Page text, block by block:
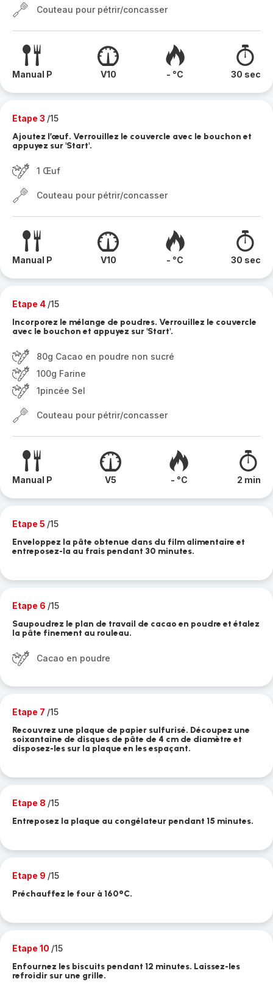
Couteau pour pétrir/concasser
Manual P V10 - °C 30 sec
Etape 3 /15
Ajoutez l’œuf. Verrouillez le couvercle avec le bouchon et
appuyez sur 'Start'.
1 Œuf
Couteau pour pétrir/concasser
Manual P V10 - °C 30 sec
Etape 4 /15
Incorporez le mélange de poudres. Verrouillez le couvercle
avec le bouchon et appuyez sur 'Start'.
80g Cacao en poudre non sucré
100g Farine
1pincée Sel
Couteau pour pétrir/concasser
Manual P V5 - °C 2 min
Etape 5 /15
Enveloppez la pâte obtenue dans du film alimentaire et
entreposez-la au frais pendant 30 minutes.
Etape 6 /15
Saupoudrez le plan de travail de cacao en poudre et étalez
la pâte finement au rouleau.
Cacao en poudre
Etape 7 /15
Recouvrez une plaque de papier sulfurisé. Découpez une
soixantaine de disques de pâte de 4 cm de diamètre et
disposez-les sur la plaque en les espaçant.
Etape 8 /15
Entreposez la plaque au congélateur pendant 15 minutes.
Etape 9 /15
Préchauffez le four à 160°C.
Etape 10 /15
Enfournez les biscuits pendant 12 minutes. Laissez-les
refroidir sur une grille.